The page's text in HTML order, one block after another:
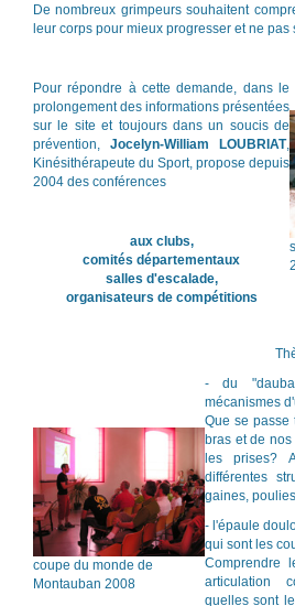
De nombreux grimpeurs souhaitent
leur corps pour mieux progresser et ne pas
Pour répondre à cette demande, dans le
prolongement des informations présentées
sur le site et toujours dans un soucis de
prévention, Jocelyn-William LOUBRIAT,
Kinésithérapeute du Sport, propose depuis
2004 des conférences
aux clubs,
comités départementaux
salles d'escalade,
organisateurs de compétitions
coupe du monde de
Montauban 2008
- du
mécanismes
Que se passe
bras et de
les prises?
différentes
gaines, poulies.
- l'épaule
qui sont les
Comprendre
articulation
quelles sont